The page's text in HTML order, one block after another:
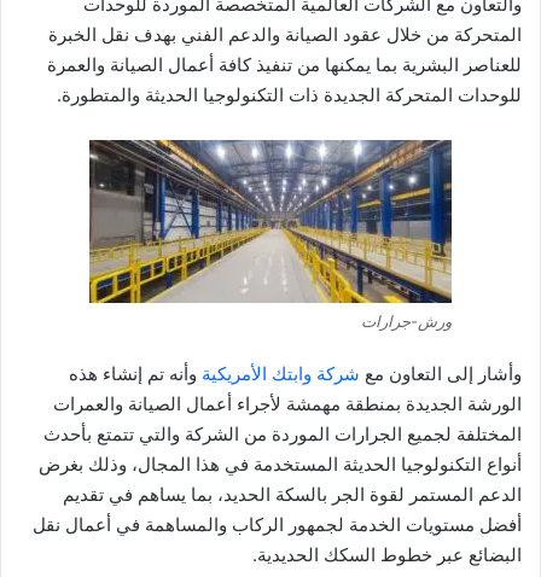
المتحركة من خلال عقود الصيانة والدعم الفني بهدف نقل الخبرة
للعناصر البشرية بما يمكنها من تنفيذ كافة أعمال الصيانة والعمرة
للوحدات المتحركة الجديدة ذات التكنولوجيا الحديثة والمتطورة.
ورش-جرارات
وأشار إلى التعاون مع شركة وابتك الأمريكية وأنه تم إنشاء هذه
الورشة الجديدة بمنطقة مهمشة لأجراء أعمال الصيانة والعمرات
المختلفة لجميع الجرارات الموردة من الشركة والتي تتمتع بأحدث
أنواع التكنولوجيا الحديثة المستخدمة في هذا المجال، وذلك بغرض
الدعم المستمر لقوة الجر بالسكة الحديد، بما يساهم في تقديم
أفضل مستويات الخدمة لجمهور الركاب والمساهمة في أعمال نقل
البضائع عبر خطوط السكك الحديدية.